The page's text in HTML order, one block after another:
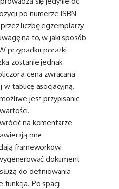
po numerze ISBN
liczbę egzemplarzy
na to, w jaki sposób
przypadku porażki
zostanie jednak
cena zwracana
tablicę asocjacyjną.
jest przypisanie
na komentarze
one
frameworkowi
dokument
do definiowania
funkcja. Po spacji